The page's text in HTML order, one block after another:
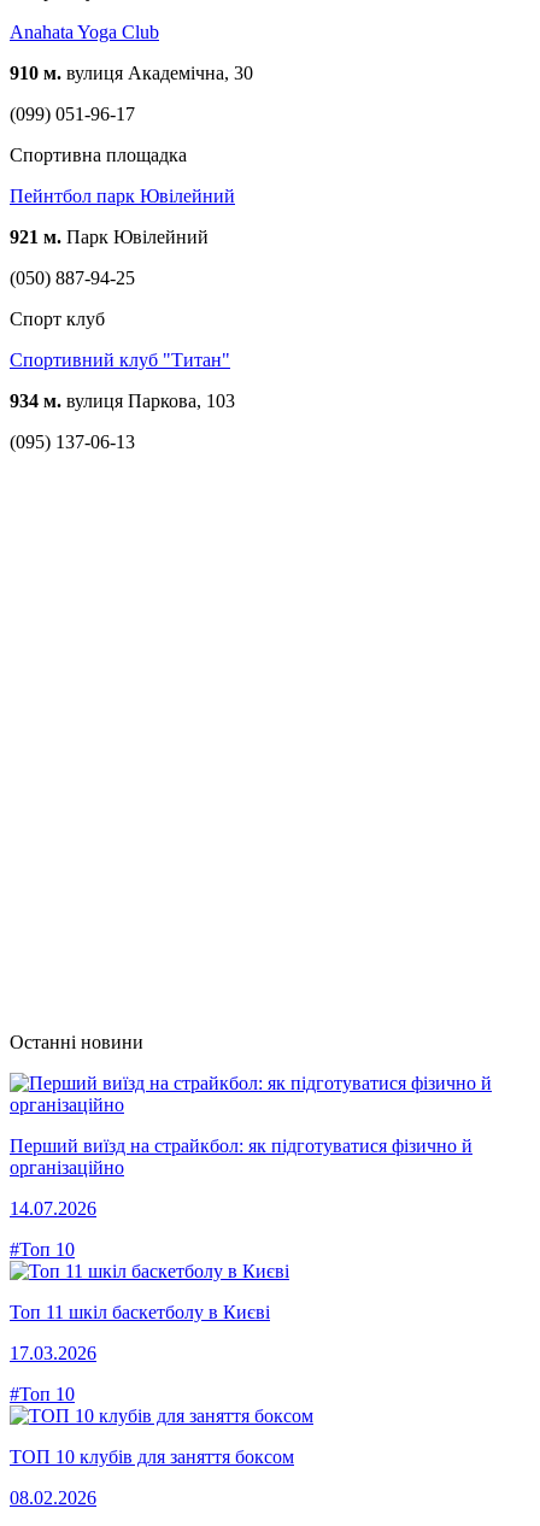
Anahata Yoga Club
910 м. вулиця Академічна, 30
(099) 051-96-17
Спортивна площадка
Пейнтбол парк Ювілейний
921 м. Парк Ювілейний
(050) 887-94-25
Спорт клуб
Спортивний клуб "Титан"
934 м. вулиця Паркова, 103
(095) 137-06-13
Останні новини
Перший виїзд на страйкбол: як підготуватися фізично й
організаційно
14.07.2026
#Топ 10
Топ 11 шкіл баскетболу в Києві
17.03.2026
#Топ 10
ТОП 10 клубів для заняття боксом
08.02.2026